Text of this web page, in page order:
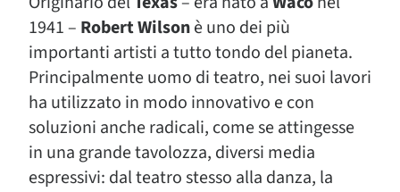
1941 – Robert Wilsonè uno dei più
importanti artisti a tutto tondo del pianeta.
Principalmente uomo di teatro, nei suoi lavori
ha utilizzato in modo innovativo e con
soluzioni anche radicali, come se attingesse
in una grande tavolozza, diversi media
espressivi: dal teatro stesso alla danza, la